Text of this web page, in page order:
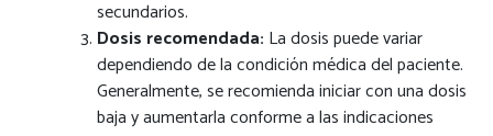
secundarios.
Dosis recomendada: La dosis puede variar
dependiendo de la condición médica del paciente.
Generalmente, se recomienda iniciar con una dosis
baja y aumentarla conforme a las indicaciones